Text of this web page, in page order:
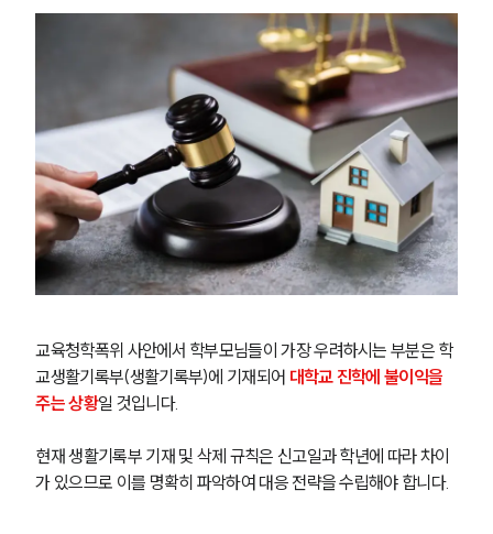
교육청학폭위 사안에서 학부모님들이 가장 우려하시는 부분은 학
교생활기록부(생활기록부)에 기재되어 대학교 진학에 불이익을
주는 상황일 것입니다.
현재 생활기록부 기재 및 삭제 규칙은 신고일과 학년에 따라 차이
가 있으므로 이를 명확히 파악하여 대응 전략을 수립해야 합니다.